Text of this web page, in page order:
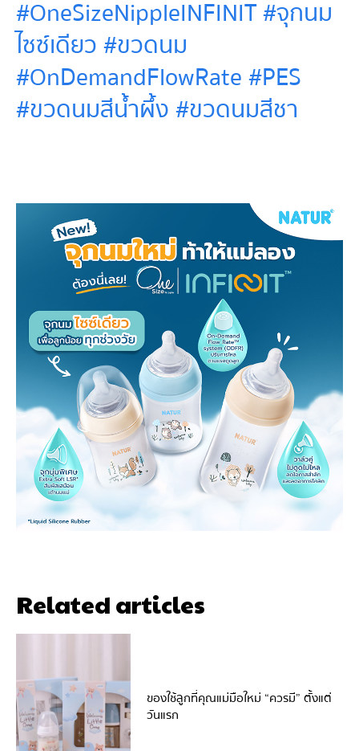
#OneSizeNippleINFINIT #จุกนม
ไซซ์เดียว #ขวดนม
#OnDemandFlowRate #PES
#ขวดนมสีน้ำผึ้ง #ขวดนมสีชา
Related articles
ของใช้ลูกที่คุณแม่มือใหม่ “ควรมี” ตั้งแต่
วันแรก